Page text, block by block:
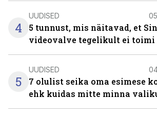
4
UUDISED
5 tunnust, mis näitavad, et
videovalve tegelikult ei toimi
5
UUDISED
7 olulist seika oma esimese
ehk kuidas mitte minna